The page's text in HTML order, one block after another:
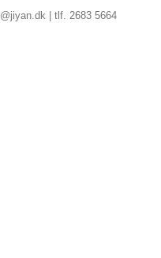
| tlf. 2683 5664